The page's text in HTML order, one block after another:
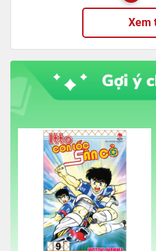
Xem